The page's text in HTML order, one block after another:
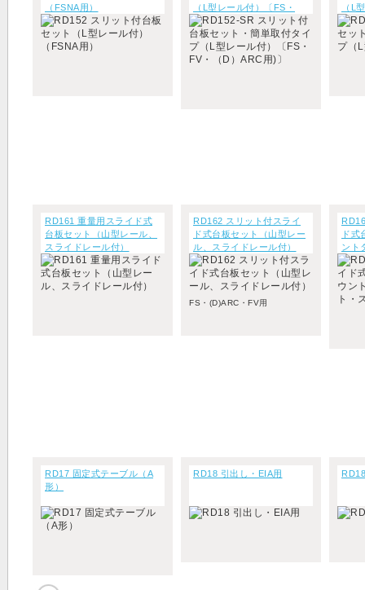
（FSNA用）
（L型レール付）〔FS・
FV・（D）ARC用)〕
（L
RD161 重量用スライド式
台板セット（山型レール、
スライドレール付）
RD162 スリット付スライ
ド式台板セット（山型レー
ル、スライドレール付）
FS・(D)ARC・FV用
ド式
ント
スラ
RD17 固定式テーブル（A
形）
RD18 引出し・EIA用